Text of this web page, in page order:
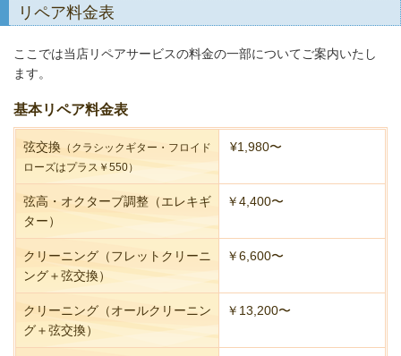
リペア料金表
ここでは当店リペアサービスの料金の一部についてご案内いたし
ます。
基本リペア料金表
弦交換 （クラシックギター・フロイド
ローズはプラス￥550）
¥1,980〜
弦高・オクターブ調整（エレキギ
ター）
￥4,400〜
クリーニング（フレットクリーニ
ング＋弦交換）
￥6,600〜
クリーニング（オールクリーニン
グ＋弦交換）
￥13,200〜